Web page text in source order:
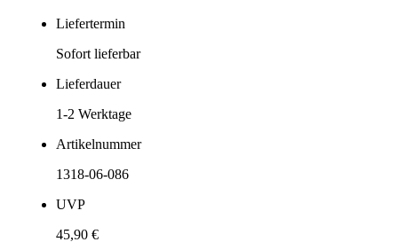
Liefertermin
Sofort lieferbar
Lieferdauer
1-2 Werktage
Artikelnummer
1318-06-086
UVP
45,90 €